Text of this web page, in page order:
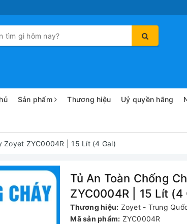
Sản phẩm Thương hiệu Uỷ quyền hãng
Zoyet ZYC0004R | 15 Lít (4 Gal)
Tủ An Toàn Chống
ZYC0004R | 15 Lít (4
Thương hiệu: Zoyet - Trung
Mã sản phẩm: ZYC0004R